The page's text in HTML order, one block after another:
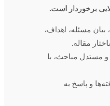
برخوردار است.
مسئله، اهداف،
مقاله.
مستدل مباحث، با
و پاسخ به